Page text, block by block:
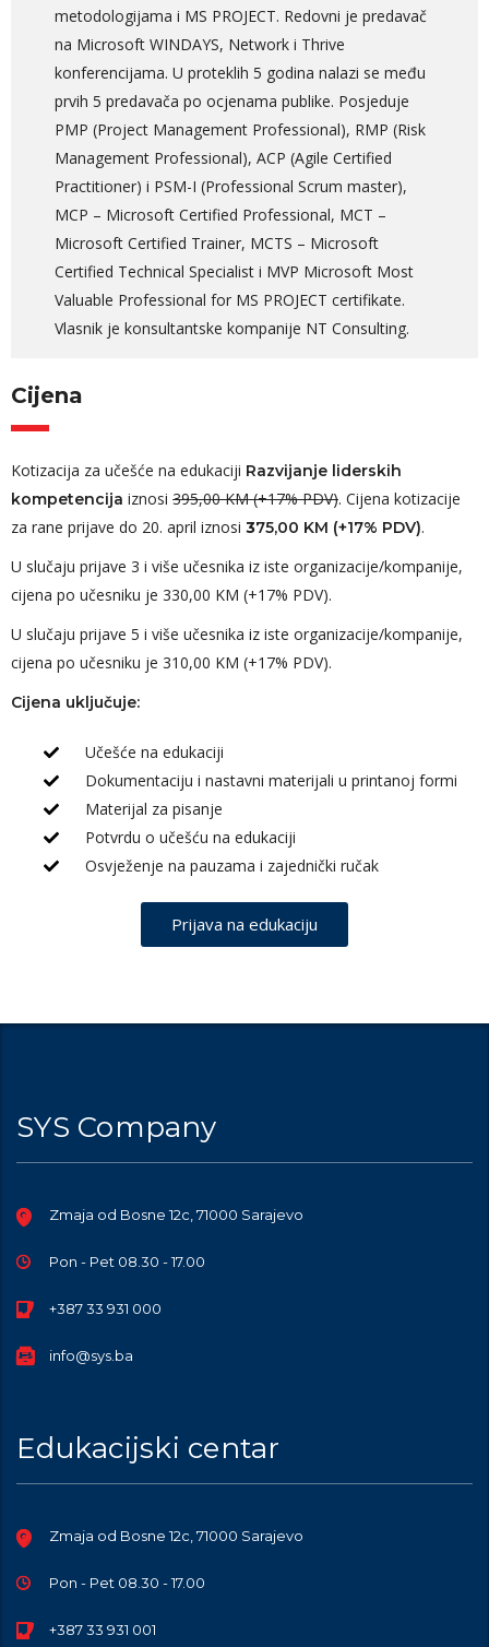
metodologijama i MS PROJECT. Redovni je predavač
na Microsoft WINDAYS, Network i Thrive
konferencijama. U proteklih 5 godina nalazi se među
prvih 5 predavača po ocjenama publike. Posjeduje
PMP (Project Management Professional), RMP (Risk
Management Professional), ACP (Agile Certified
Practitioner) i PSM-I (Professional Scrum master),
MCP – Microsoft Certified Professional, MCT –
Microsoft Certified Trainer, MCTS – Microsoft
Certified Technical Specialist i MVP Microsoft Most
Valuable Professional for MS PROJECT certifikate.
Vlasnik je konsultantske kompanije NT Consulting.
Cijena
Kotizacija za učešće na edukaciji Razvijanje liderskih
kompetencija iznosi 395,00 KM (+17% PDV). Cijena kotizacije
za rane prijave do 20. april iznosi 375,00 KM (+17% PDV).
U slučaju prijave 3 i više učesnika iz iste organizacije/kompanije,
cijena po učesniku je 330,00 KM (+17% PDV).
U slučaju prijave 5 i više učesnika iz iste organizacije/kompanije,
cijena po učesniku je 310,00 KM (+17% PDV).
Cijena uključuje:
Učešće na edukaciji
Dokumentaciju i nastavni materijali u printanoj formi
Materijal za pisanje
Potvrdu o učešću na edukaciji
Osvježenje na pauzama i zajednički ručak
Prijava na edukaciju
SYS Company
Zmaja od Bosne 12c, 71000 Sarajevo
Pon - Pet 08.30 - 17.00
+387 33 931 000
info@sys.ba
Edukacijski centar
Zmaja od Bosne 12c, 71000 Sarajevo
Pon - Pet 08.30 - 17.00
+387 33 931 001